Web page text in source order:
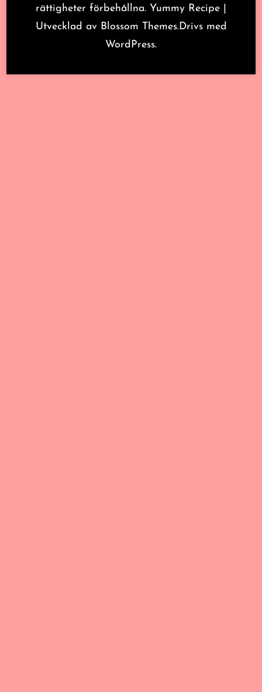
rättigheter förbehållna. Yummy Recipe |
Utvecklad av Blossom Themes.Drivs med
WordPress.